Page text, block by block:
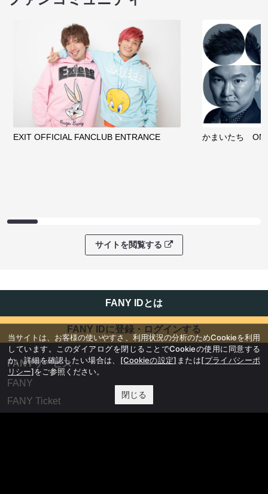
EXIT OFFICIAL FANCLUB ENTRANCE かまいたち
サイトを閲覧する
FANY IDとは
FANY IDに登録・ログインする
FANYサービス
FANY
FANY Ticket
当サイトは、お客様の使いやすさ、利用状況の分析のためCookieを利用
しています。このダイアログを閉じることでCookieの使用に同意する
か、詳細を確認したい場合は、 [Cookieの設定] または[プライバシーポ
リシー]をご参照ください。
閉じる